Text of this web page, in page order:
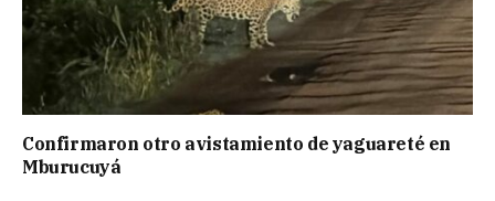
Confirmaron otro avistamiento de yaguareté en
Mburucuyá